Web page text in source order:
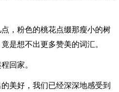
，粉色的桃花点缀那瘦小的树
是想不出更多赞美的词汇。
回家。
美好，我们已经深深地感受到